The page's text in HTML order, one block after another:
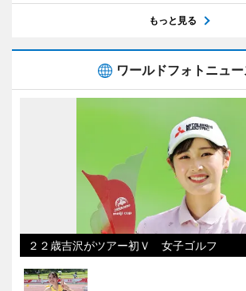
もっと見る
ワールドフォトニュー
２２歳吉沢がツアー初Ｖ 女子ゴルフ